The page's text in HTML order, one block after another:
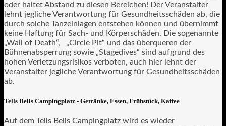
oder haltet Abstand zu diesen Bereichen! Der Veranstalter
lehnt jegliche Verantwortung für Gesundheitsschäden ab, die
durch solche Tanzeinlagen entstehen können und übernimmt
keine Haftung für Sach- und Körperschäden. Die sogenannte
„Wall of Death“, „Circle Pit“ und das überqueren der
Bühnenabsperrung sowie „Stagedives“ sind aufgrund des
hohen Verletzungsrisikos verboten, auch hier lehnt der
Veranstalter jegliche Verantwortung für Gesundheitsschäden
ab.
Tells Bells Campingplatz - Getränke, Essen, Frühstück, Kaffee
Auf dem Tells Bells Campingplatz wird es wieder